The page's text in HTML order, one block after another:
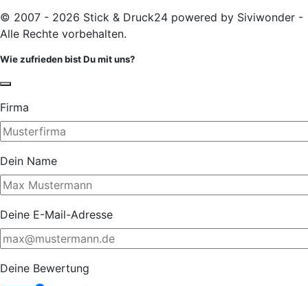
© 2007 - 2026 Stick & Druck24 powered by Siviwonder -
Alle Rechte vorbehalten.
Wie zufrieden bist Du mit uns?
Firma
Dein Name
Deine E-Mail-Adresse
Deine Bewertung